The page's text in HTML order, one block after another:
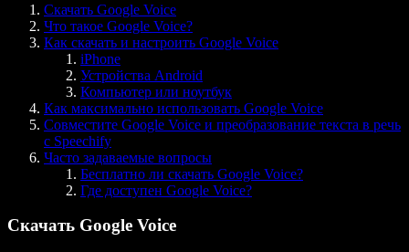
Скачать Google Voice
Что такое Google Voice?
Как скачать и настроить Google Voice
iPhone
Устройства Android
Компьютер или ноутбук
Как максимально использовать Google Voice
Совместите Google Voice и преобразование текста в речь
с Speechify
Часто задаваемые вопросы
Бесплатно ли скачать Google Voice?
Где доступен Google Voice?
Скачать Google Voice